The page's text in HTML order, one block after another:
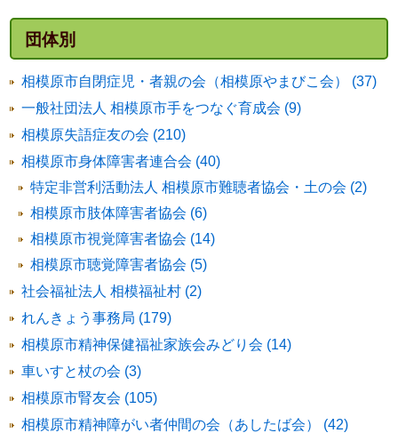
団体別
相模原市自閉症児・者親の会（相模原やまびこ会） (37)
一般社団法人 相模原市手をつなぐ育成会 (9)
相模原失語症友の会 (210)
相模原市身体障害者連合会 (40)
特定非営利活動法人 相模原市難聴者協会・土の会 (2)
相模原市肢体障害者協会 (6)
相模原市視覚障害者協会 (14)
相模原市聴覚障害者協会 (5)
社会福祉法人 相模福祉村 (2)
れんきょう事務局 (179)
相模原市精神保健福祉家族会みどり会 (14)
車いすと杖の会 (3)
相模原市腎友会 (105)
相模原市精神障がい者仲間の会（あしたば会） (42)